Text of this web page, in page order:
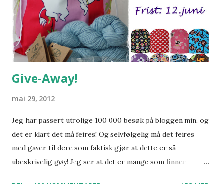
kontrast-tråden + plukk opp en ekstra maske på hver side
av tommelen = tilsammen 14 masker. Strikk glattstrikk i 2,5
cm, strikk 1 pinne med 1 r, 1 vr. Fell av. Stri...
Give-Away!
mai 29, 2012
Jeg har passert utrolige 100 000 besøk på bloggen min, og
det er klart det må feires! Og selvfølgelig må det feires
med gaver til dere som faktisk gjør at dette er så
ubeskrivelig gøy! Jeg ser at det er mange som finner